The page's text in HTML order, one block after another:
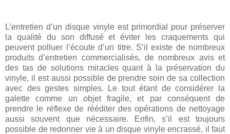
L’entretien d’un disque vinyle est primordial pour préserver
la qualité du son diffusé et éviter les craquements qui
peuvent polluer l’écoute d’un titre. S’il existe de nombreux
produits d’entretien commercialisés, de nombreux avis et
des tas de solutions miracles quant à la préservation du
vinyle, il est aussi possible de prendre soin de sa collection
avec des gestes simples. Le tout étant de considérer la
galette comme un objet fragile, et par conséquent de
prendre le réflexe de rééditer des opérations de nettoyage
aussi souvent que nécessaire. Enfin, s’il est toujours
possible de redonner vie à un disque vinyle encrassé, il faut